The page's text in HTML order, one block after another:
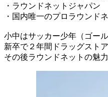
・ラウンドネットジャパン
・国内唯一のプロラウンド
小中はサッカー少年（ゴー
新卒で２年間ドラッグスト
その後ラウンドネットの魅